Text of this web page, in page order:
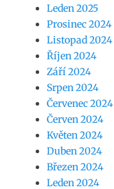
Leden 2025
Prosinec 2024
Listopad 2024
Říjen 2024
Září 2024
Srpen 2024
Červenec 2024
Červen 2024
Květen 2024
Duben 2024
Březen 2024
Leden 2024